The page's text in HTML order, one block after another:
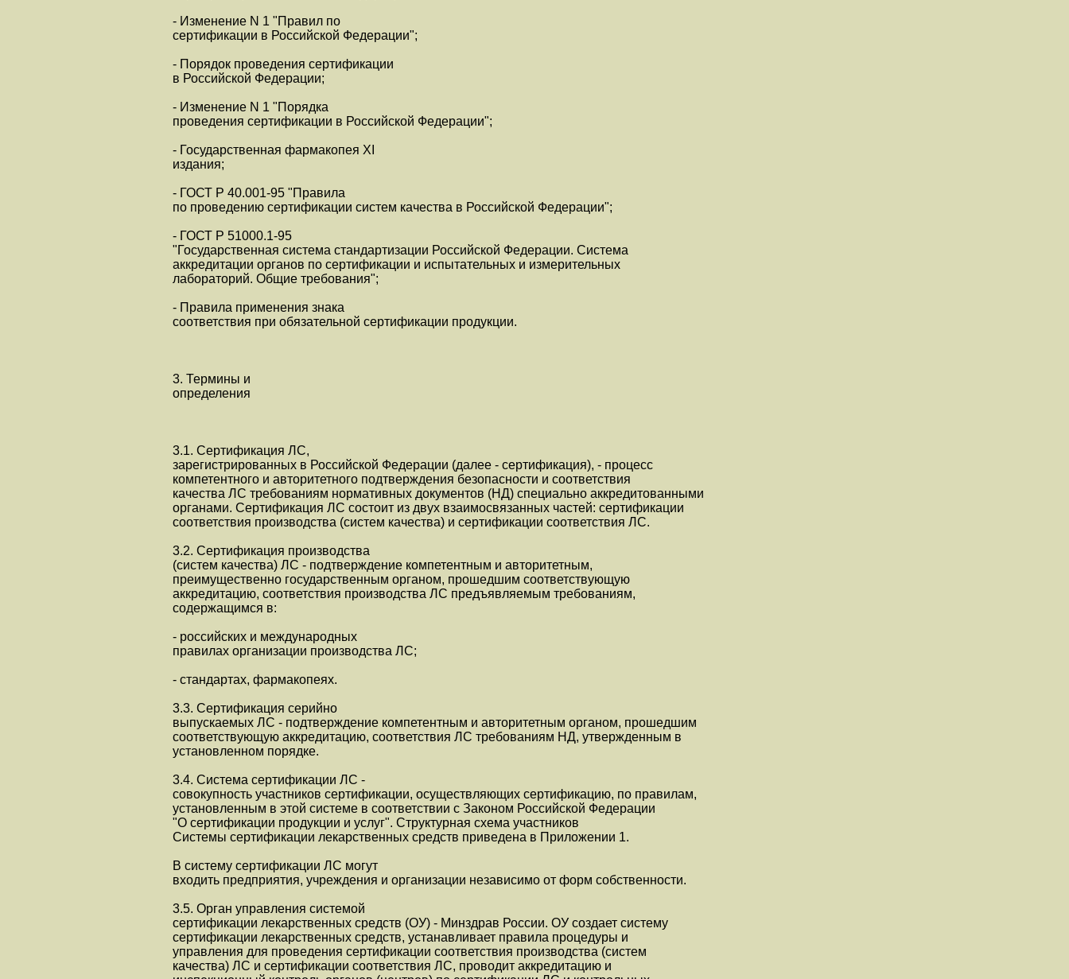
- Изменение N 1 "Правил по
сертификации в Российской Федерации";
- Порядок проведения сертификации
в Российской Федерации;
- Изменение N 1 "Порядка
проведения сертификации в Российской Федерации";
- Государственная фармакопея XI
издания;
- ГОСТ Р 40.001-95 "Правила
по проведению сертификации систем качества в Российской Федерации";
- ГОСТ Р 51000.1-95
"Государственная система стандартизации Российской Федерации. Система
аккредитации органов по сертификации и испытательных и измерительных
лабораторий. Общие требования";
- Правила применения знака
соответствия при обязательной сертификации продукции.
3. Термины и
определения
3.1. Сертификация ЛС,
зарегистрированных в Российской Федерации (далее - сертификация), - процесс
компетентного и авторитетного подтверждения безопасности и соответствия
качества ЛС требованиям нормативных документов (НД) специально аккредитованными
органами. Сертификация ЛС состоит из двух взаимосвязанных частей: сертификации
соответствия производства (систем качества) и сертификации соответствия ЛС.
3.2. Сертификация производства
(систем качества) ЛС - подтверждение компетентным и авторитетным,
преимущественно государственным органом, прошедшим соответствующую
аккредитацию, соответствия производства ЛС предъявляемым требованиям,
содержащимся в:
- российских и международных
правилах организации производства ЛС;
- стандартах, фармакопеях.
3.3. Сертификация серийно
выпускаемых ЛС - подтверждение компетентным и авторитетным органом, прошедшим
соответствующую аккредитацию, соответствия ЛС требованиям НД, утвержденным в
установленном порядке.
3.4. Система сертификации ЛС -
совокупность участников сертификации, осуществляющих сертификацию, по правилам,
установленным в этой системе в соответствии с Законом Российской Федерации
"О сертификации продукции и услуг". Структурная схема участников
Системы сертификации лекарственных средств приведена в Приложении 1.
В систему сертификации ЛС могут
входить предприятия, учреждения и организации независимо от форм собственности.
3.5. Орган управления системой
сертификации лекарственных средств (ОУ) - Минздрав России. ОУ создает систему
сертификации лекарственных средств, устанавливает правила процедуры и
управления для проведения сертификации соответствия производства (систем
качества) ЛС и сертификации соответствия ЛС, проводит аккредитацию и